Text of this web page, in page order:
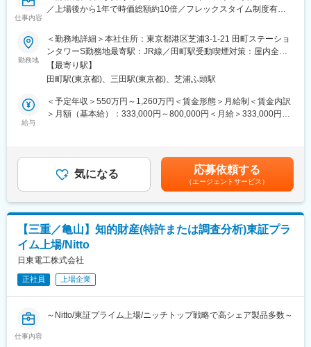
仕事内容
／上場後から1年で時価総額約10倍／フレックスタイム制度有／
【採用背景】
競争の厳しい半導体業界において、M&A、事業提携、取引先との
連携等を通じて事業強化を図っておりますが、それを支援するた
めに経験のある即戦力となる契約担当の増員が必要となっていま
す。特に、当社の取引先、提携先は海外企業が多く、その為海外
企業との英文契約の担当者の増員が必要となっています。
イアンスの各分野を担うグループで構成されていますが、ほとん
どの部員は複数分野の業務を担当し、特定分野に偏らない経験を
導体製品の開発、製造、販売の全てを行う当社のあらゆる業務
を、法務面から多角的、かつ強力にサポートすることが法務部の
ミッションです。
【お任せする業務】
主にM&A、事業提携、取引先と締結する契約書の立案、リスク分
析、交渉、締結までの一貫した支援および当該契約等より派生す
る争訟対応。
勤務地
＜勤務地詳細＞本社住所：東京都港区芝浦3-1-21 田町ステーショ
ンタワーS勤務地最寄駅：JR線／田町駅受動喫煙対策：屋内全面
禁煙変更の範囲：会社の定める事業所（リモートワーク含む）
【最寄り駅】
田町駅(東京都)、三田駅(東京都)、芝浦ふ頭駅
給与
＜予定年収＞550万円～1,260万円＜賃金形態＞月給制＜賃金内訳
＞月額（基本給）：333,000円～800,000円＜月給＞333,000円～
種手当には、住宅費補助、家賃補助、（次世代育成手当）、20時
間/月相当の時間外勤務手当含む。賃金はあくまでも目安の金額で
あり、選考を通じて上下する可能性があります。月給(月額)は固定
手当を含めた表記です。
気になる 応募依頼する
（エージェントサービス）
【三重／亀山】知的財産(特許または調査分析)東証プラ
イム上場/Nitto
日東電工株式会社
正社員 上場企業
仕事内容
～Nitto/東証プライム上場/ニッチトップ戦略で高シェア製品多数～